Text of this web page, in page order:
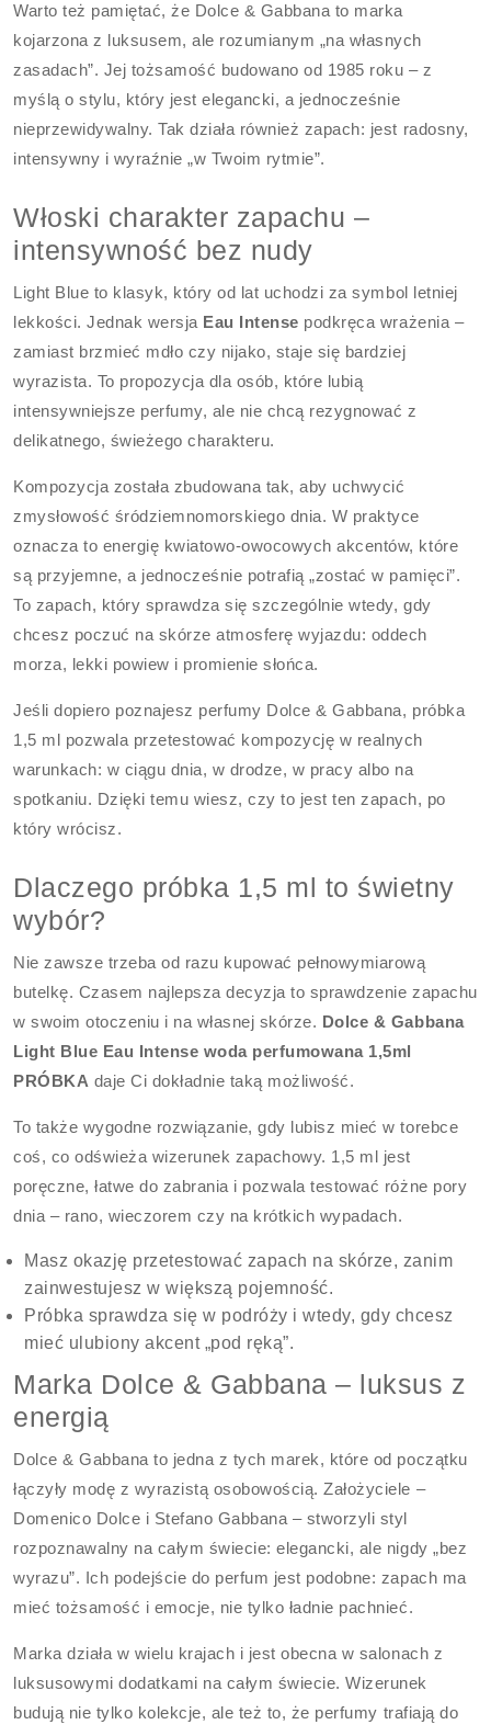
Warto też pamiętać, że Dolce & Gabbana to marka
kojarzona z luksusem, ale rozumianym „na własnych
zasadach”. Jej tożsamość budowano od 1985 roku – z
myślą o stylu, który jest elegancki, a jednocześnie
nieprzewidywalny. Tak działa również zapach: jest radosny,
intensywny i wyraźnie „w Twoim rytmie”.
Włoski charakter zapachu –
intensywność bez nudy
Light Blue to klasyk, który od lat uchodzi za symbol letniej
lekkości. Jednak wersja Eau Intense podkręca wrażenia –
zamiast brzmieć mdło czy nijako, staje się bardziej
wyrazista. To propozycja dla osób, które lubią
intensywniejsze perfumy, ale nie chcą rezygnować z
delikatnego, świeżego charakteru.
Kompozycja została zbudowana tak, aby uchwycić
zmysłowość śródziemnomorskiego dnia. W praktyce
oznacza to energię kwiatowo-owocowych akcentów, które
są przyjemne, a jednocześnie potrafią „zostać w pamięci”.
To zapach, który sprawdza się szczególnie wtedy, gdy
chcesz poczuć na skórze atmosferę wyjazdu: oddech
morza, lekki powiew i promienie słońca.
Jeśli dopiero poznajesz perfumy Dolce & Gabbana, próbka
1,5 ml pozwala przetestować kompozycję w realnych
warunkach: w ciągu dnia, w drodze, w pracy albo na
spotkaniu. Dzięki temu wiesz, czy to jest ten zapach, po
który wrócisz.
Dlaczego próbka 1,5 ml to świetny
wybór?
Nie zawsze trzeba od razu kupować pełnowymiarową
butelkę. Czasem najlepsza decyzja to sprawdzenie zapachu
w swoim otoczeniu i na własnej skórze. Dolce & Gabbana
Light Blue Eau Intense woda perfumowana 1,5ml
PRÓBKA daje Ci dokładnie taką możliwość.
To także wygodne rozwiązanie, gdy lubisz mieć w torebce
coś, co odświeża wizerunek zapachowy. 1,5 ml jest
poręczne, łatwe do zabrania i pozwala testować różne pory
dnia – rano, wieczorem czy na krótkich wypadach.
Masz okazję przetestować zapach na skórze, zanim
zainwestujesz w większą pojemność.
Próbka sprawdza się w podróży i wtedy, gdy chcesz
mieć ulubiony akcent „pod ręką”.
Marka Dolce & Gabbana – luksus z
energią
Dolce & Gabbana to jedna z tych marek, które od początku
łączyły modę z wyrazistą osobowością. Założyciele –
Domenico Dolce i Stefano Gabbana – stworzyli styl
rozpoznawalny na całym świecie: elegancki, ale nigdy „bez
wyrazu”. Ich podejście do perfum jest podobne: zapach ma
mieć tożsamość i emocje, nie tylko ładnie pachnieć.
Marka działa w wielu krajach i jest obecna w salonach z
luksusowymi dodatkami na całym świecie. Wizerunek
budują nie tylko kolekcje, ale też to, że perfumy trafiają do